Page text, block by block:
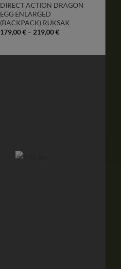
DIRECT ACTION DRAGON
EGG ENLARGED
(BACKPACK) RUKSAK
179,00€ – 219,00€